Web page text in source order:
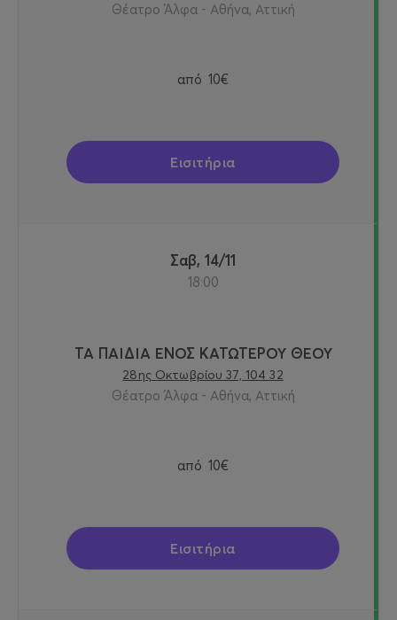
Θέατρο Άλφα - Αθήνα, Αττική
από 10€
Εισιτήρια
Σαβ, 14/11
18:00
ΤΑ ΠΑΙΔΙΑ ΕΝΟΣ ΚΑΤΩΤΕΡΟΥ ΘΕΟΥ
28ης Οκτωβρίου 37, 104 32
Θέατρο Άλφα - Αθήνα, Αττική
από 10€
Εισιτήρια